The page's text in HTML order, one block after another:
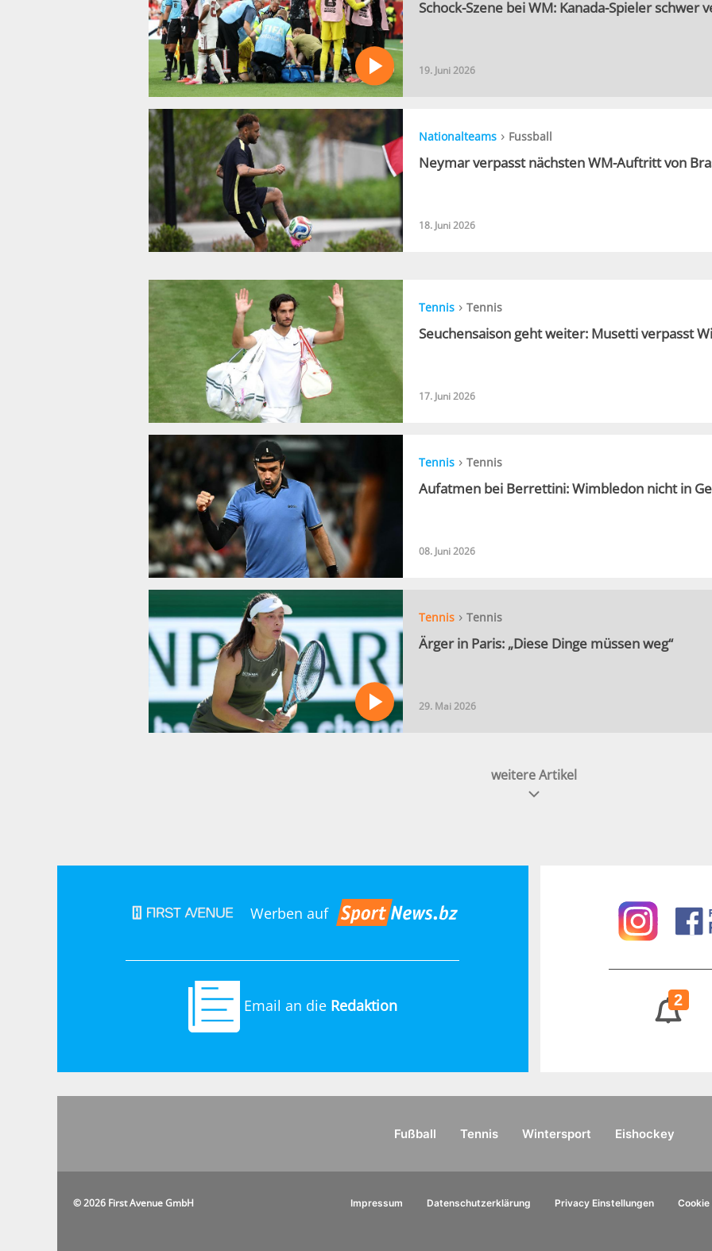
Schock-Szene bei WM: Kanada-Spieler schwer
19. Juni 2026
Nationalteams› Fussball
Neymar verpasst nächsten WM-Auftritt von
18. Juni 2026
Tennis› Tennis
Seuchensaison geht weiter: Musetti verpasst
17. Juni 2026
Tennis› Tennis
Aufatmen bei Berrettini: Wimbledon nicht in
08. Juni 2026
Tennis› Tennis
Ärger in Paris: „Diese Dinge müssen weg“
29. Mai 2026
weitere Artikel
Werben auf
Email an die Redaktion 2
Fußball Tennis Wintersport Eishockey
© 2026 First Avenue GmbH Impressum Datenschutzerklärung Privacy Einstellungen